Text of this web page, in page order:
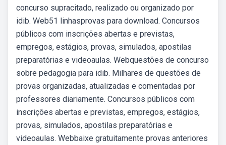
concurso supracitado, realizado ou organizado por
idib. Web51 linhasprovas para download. Concursos
públicos com inscrições abertas e previstas,
empregos, estágios, provas, simulados, apostilas
preparatórias e videoaulas. Webquestões de concurso
sobre pedagogia para idib. Milhares de questões de
provas organizadas, atualizadas e comentadas por
professores diariamente. Concursos públicos com
inscrições abertas e previstas, empregos, estágios,
provas, simulados, apostilas preparatórias e
videoaulas. Webbaixe gratuitamente provas anteriores